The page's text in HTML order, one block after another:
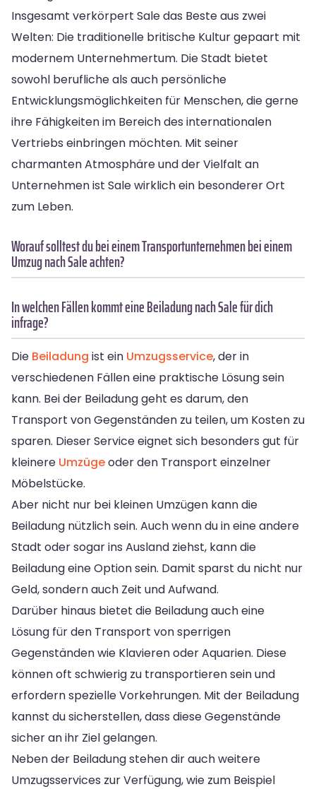
Insgesamt verkörpert Sale das Beste aus zwei
Welten: Die traditionelle britische Kultur gepaart mit
modernem Unternehmertum. Die Stadt bietet
sowohl berufliche als auch persönliche
Entwicklungsmöglichkeiten für Menschen, die gerne
ihre Fähigkeiten im Bereich des internationalen
Vertriebs einbringen möchten. Mit seiner
charmanten Atmosphäre und der Vielfalt an
Unternehmen ist Sale wirklich ein besonderer Ort
zum Leben.
Worauf solltest du bei einem Transportunternehmen bei einem
Umzug nach Sale achten?
In welchen Fällen kommt eine Beiladung nach Sale für dich
infrage?
Die Beiladung ist ein Umzugsservice, der in
verschiedenen Fällen eine praktische Lösung sein
kann. Bei der Beiladung geht es darum, den
Transport von Gegenständen zu teilen, um Kosten zu
sparen. Dieser Service eignet sich besonders gut für
kleinere Umzügeoder den Transport einzelner
Möbelstücke.
Aber nicht nur bei kleinen Umzügen kann die
Beiladung nützlich sein. Auch wenn du in eine andere
Stadt oder sogar ins Ausland ziehst, kann die
Beiladung eine Option sein. Damit sparst du nicht nur
Geld, sondern auch Zeit und Aufwand.
Darüber hinaus bietet die Beiladung auch eine
Lösung für den Transport von sperrigen
Gegenständen wie Klavieren oder Aquarien. Diese
können oft schwierig zu transportieren sein und
erfordern spezielle Vorkehrungen. Mit der Beiladung
kannst du sicherstellen, dass diese Gegenstände
sicher an ihr Ziel gelangen.
Neben der Beiladung stehen dir auch weitere
Umzugsservices zur Verfügung, wie zum Beispiel